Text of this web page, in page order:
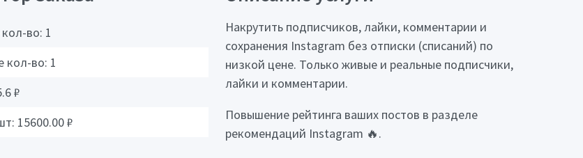
во: 1
кол-во: 1
₽
15600.00₽
Накрутить подписчиков, лайки, комментарии и
сохранения Instagram без отписки (списаний) по
низкой цене. Только живые и реальные подписчики,
лайки и комментарии.
Повышение рейтинга ваших постов в разделе
рекомендаций Instagram 🔥.